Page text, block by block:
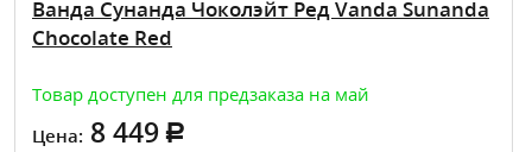
Ванда Сунанда Чоколэйт Ред Vanda Sunanda
Chocolate Red
Товар доступен для предзаказа на май
Цена: 8 449